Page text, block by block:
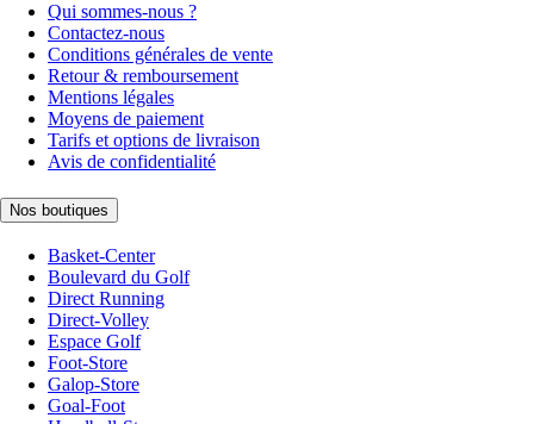
Qui sommes-nous ?
Contactez-nous
Conditions générales de vente
Retour & remboursement
Mentions légales
Moyens de paiement
Tarifs et options de livraison
Avis de confidentialité
Nos boutiques
Basket-Center
Boulevard du Golf
Direct Running
Direct-Volley
Espace Golf
Foot-Store
Galop-Store
Goal-Foot